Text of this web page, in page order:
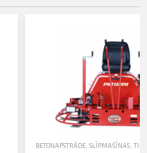
BETONAPSTRĀDE, SLĪPMAŠĪNAS,